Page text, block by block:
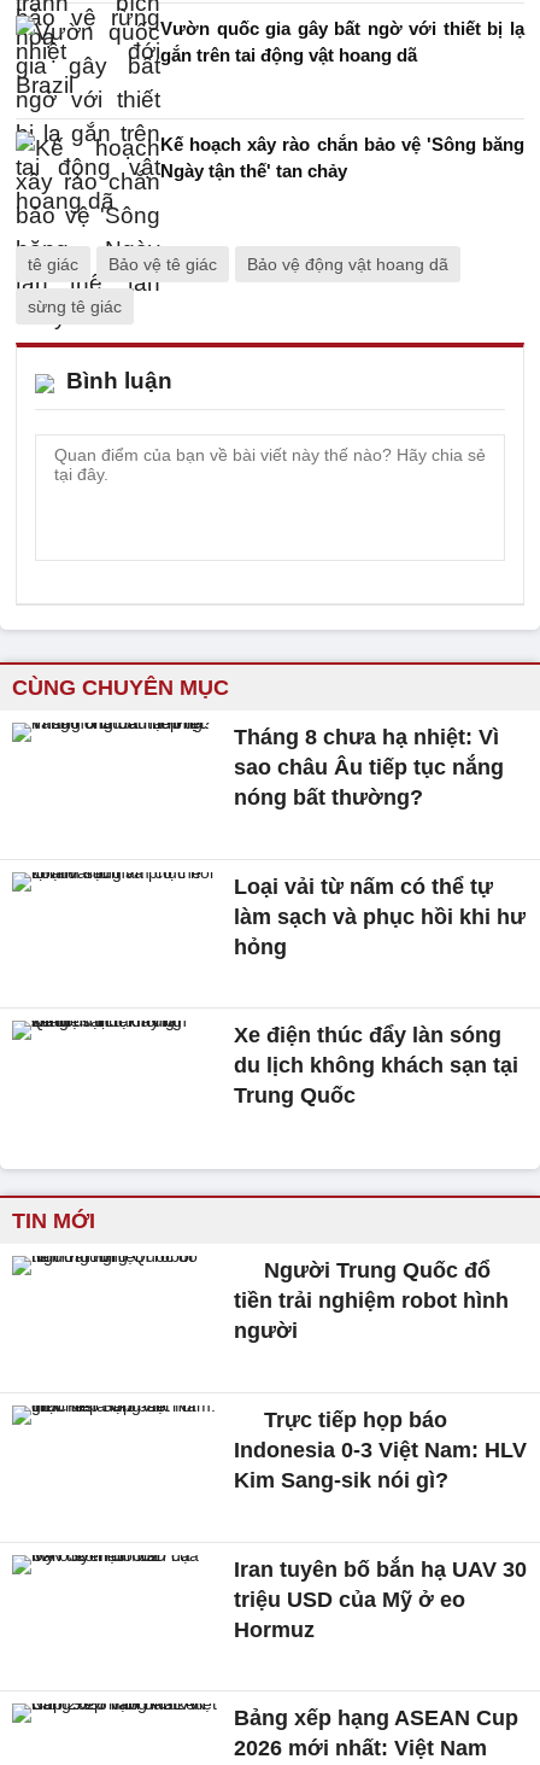
Vườn quốc gia gây bất ngờ với thiết bị lạ
gắn trên tai động vật hoang dã
Kế hoạch xây rào chắn bảo vệ 'Sông băng
Ngày tận thế' tan chảy
tê giác Bảo vệ tê giác Bảo vệ động vật hoang dã
sừng tê giác
Bình luận
CÙNG CHUYÊN MỤC
Tháng 8 chưa hạ nhiệt: Vì
sao châu Âu tiếp tục nắng
nóng bất thường?
Loại vải từ nấm có thể tự
làm sạch và phục hồi khi hư
hỏng
Xe điện thúc đẩy làn sóng
du lịch không khách sạn tại
Trung Quốc
TIN MỚI
Người Trung Quốc đổ
tiền trải nghiệm robot hình
người
Trực tiếp họp báo
Indonesia 0-3 Việt Nam: HLV
Kim Sang-sik nói gì?
Iran tuyên bố bắn hạ UAV 30
triệu USD của Mỹ ở eo
Hormuz
Bảng xếp hạng ASEAN Cup
2026 mới nhất: Việt Nam